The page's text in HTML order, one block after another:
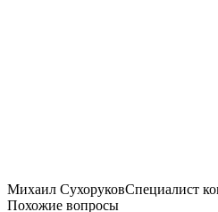
Михаил СухоруковСпециалист
Похожие вопросы